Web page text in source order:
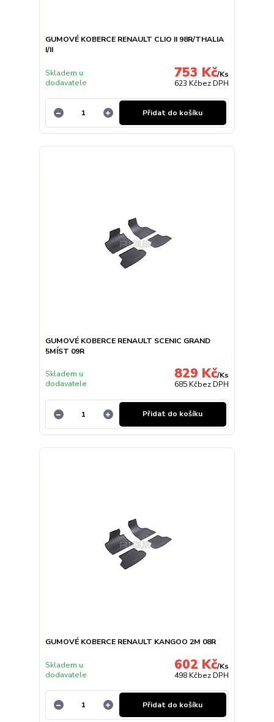
GUMOVÉ KOBERCE RENAULT CLIO II 98R/THALIA
I/II
753 Kč/Ks
623 Kčbez DPH
Skladem u
dodavatele
Přidat do košíku
GUMOVÉ KOBERCE RENAULT SCENIC GRAND
5MÍST 09R
829 Kč/Ks
685 Kčbez DPH
Skladem u
dodavatele
Přidat do košíku
GUMOVÉ KOBERCE RENAULT KANGOO 2M 08R
602 Kč/Ks
498 Kčbez DPH
Skladem u
dodavatele
Přidat do košíku